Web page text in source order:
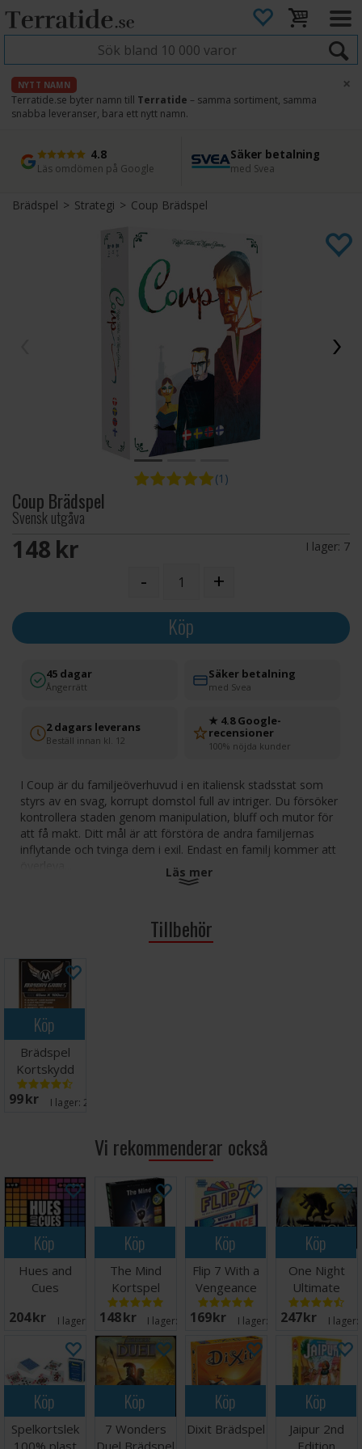
NYTT NAMN
Terratide.se byter namn till Terratide – samma sortiment, samma
snabba leveranser, bara ett nytt namn.
×
4.8
Läs omdömen på Google
Säker betalning
med Svea
Snabb leverans
Direkt från lager
45 dagars ångerrätt
Enkel retur
Brädspel>Strategi>Coup Brädspel
(1)
Coup Brädspel
Svensk utgåva
148 SEK I lager: 7
- +
Köp
45 dagar
Ångerrätt
Säker betalning
med Svea
2 dagars leverans
Beställ innan kl. 12
★ 4.8 Google-
recensioner
100% nöjda kunder
I Coup är du familjeöverhuvud i en italiensk stadsstat som
styrs av en svag, korrupt domstol full av intriger. Du försöker
kontrollera staden genom manipulation, bluff och mutor för
att få makt. Ditt mål är att förstöra de andra familjernas
inflytande och tvinga dem i exil. Endast en familj kommer att
Speltid: 15 min
Språk: Svenska
Tips och råd: Vi rekommenderar kortskydd för att öka
livslängden på korten i detta spel. Lämpliga kortskydd
hittar duhär
Läs mer
Tillbehör
Köp
Brädspel
Kortskydd
100st
65x100mm
99 SEK I lager: 20+
Vi rekommenderar också
Köp
Hues and
Cues
Svensk
204 SEK I lager: 20+
Köp
The Mind
Kortspel
148 SEK I lager: 20+
Köp
Flip 7 With a
Vengeance
Kortspel
169 SEK I lager: 20+
Köp
One Night
Ultimate
Werewolf
Brädspel
247 SEK I lager:
Köp
Spelkortslek
100% plast
Köp
7 Wonders
Duel Brädspel
Köp
Dixit Brädspel
Köp
Jaipur 2nd
Edition